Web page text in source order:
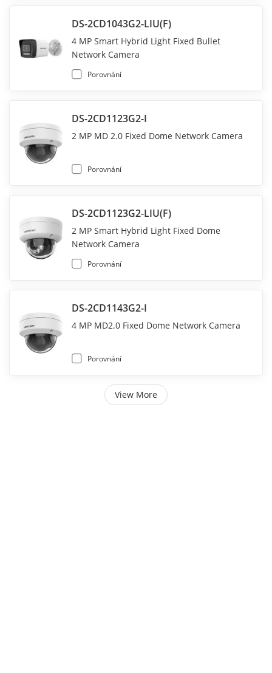
DS-2CD1043G2-LIU(F)
4 MP Smart Hybrid Light Fixed Bullet
Network Camera
Porovnání
DS-2CD1123G2-I
2 MP MD 2.0 Fixed Dome Network Camera
Porovnání
DS-2CD1123G2-LIU(F)
2 MP Smart Hybrid Light Fixed Dome
Network Camera
Porovnání
DS-2CD1143G2-I
4 MP MD2.0 Fixed Dome Network Camera
Porovnání
View More